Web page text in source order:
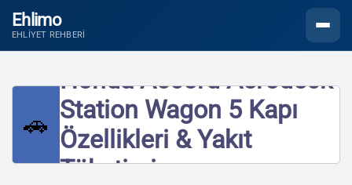
Ehlimo
EHLIYET REHBERI
🚗
Honda Accord Aerodeck
Station Wagon 5 Kapı
Özellikleri & Yakıt
Tüketimi